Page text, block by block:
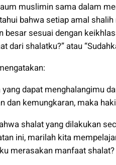
muslimin sama dalam
bahwa setiap amal
sesuai dengan
dari shalatku?” atau
dapat menghalangimu
kemungkaran, maka
shalat yang dilakukan
ini, marilah kita
merasakan manfaat shalat?